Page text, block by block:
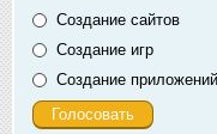
Создание сайтов
Создание игр
Создание приложений